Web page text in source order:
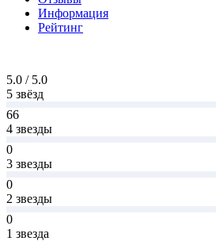
Информация
Рейтинг
5.0 / 5.0
5 звёзд
66
4 звезды
0
3 звезды
0
2 звезды
0
1 звезда